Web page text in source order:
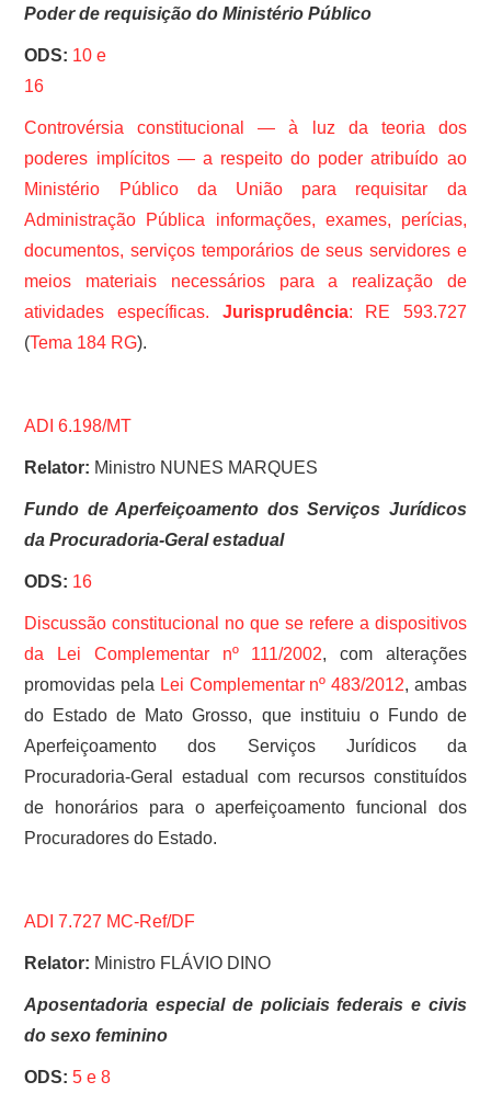
Poder de requisição do Ministério Público
ODS: 10 e
16
Controvérsia constitucional — à luz da teoria dos
poderes implícitos — a respeito do poder atribuído ao
Ministério Público da União para requisitar da
Administração Pública informações, exames, perícias,
documentos, serviços temporários de seus servidores e
meios materiais necessários para a realização de
atividades específicas. Jurisprudência:
RE 593.727
(Tema 184 RG).
ADI 6.198/MT
Relator: Ministro NUNES MARQUES
Fundo de Aperfeiçoamento dos Serviços Jurídicos
da Procuradoria-Geral estadual
ODS: 16
Discussão constitucional no que se refere a dispositivos
da
Lei Complementar nº 111/2002, com alterações
promovidas pela Lei Complementar nº 483/2012, ambas
do Estado de Mato Grosso, que instituiu o Fundo de
Aperfeiçoamento dos Serviços Jurídicos da
Procuradoria-Geral estadual com recursos constituídos
de honorários para o aperfeiçoamento funcional dos
Procuradores do Estado.
ADI 7.727 MC-Ref/DF
Relator: Ministro FLÁVIO DINO
Aposentadoria especial de policiais federais e civis
do sexo feminino
ODS:5 e8